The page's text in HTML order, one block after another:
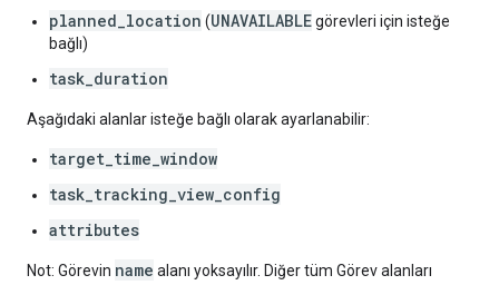
planned_location (UNAVAILABLEgörevleri için isteğe
bağlı)
task_duration
Aşağıdaki alanlar isteğe bağlı olarak ayarlanabilir:
target_time_window
task_tracking_view_config
attributes
Not: Görevin name alanı yoksayılır. Diğer tüm Görev alanları